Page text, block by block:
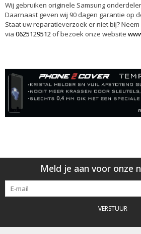
Wij gebruiken originele Samsung
Daarnaast geven wij 90 dagen garantie op
Staat uw reparatieverzoek er niet bij?
via 0625129512of bezoek onze website
Meld je aan voor onze
VERSTUUR